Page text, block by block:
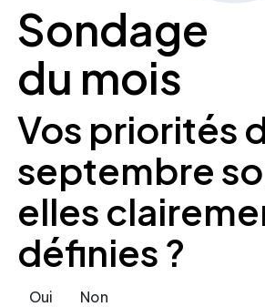
Sondage
du mois
Vos priorités
septembre
elles
définies ?
Oui Non